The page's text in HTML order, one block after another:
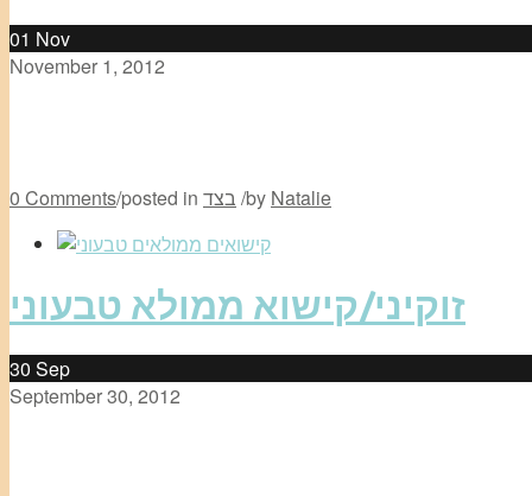
01 Nov
November 1, 2012
0 Comments/posted in בצד /by Natalie
זוקיני/קישוא ממולא טבעוני
30 Sep
September 30, 2012